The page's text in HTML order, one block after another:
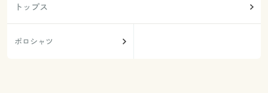
トップス
ポロシャツ